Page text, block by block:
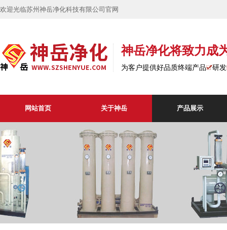
欢迎光临苏州神岳净化科技有限公司官网
神岳净化将致力成
为客户提供好品质终端产品 研发
网站首页 关于神岳 产品展示